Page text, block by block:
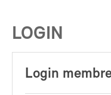
LOGIN
Login